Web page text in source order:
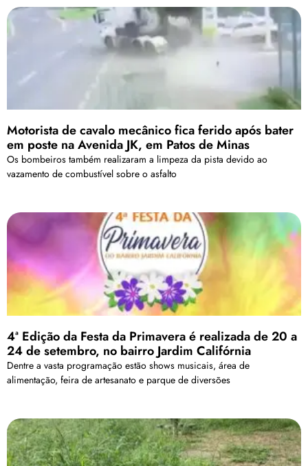
Motorista de cavalo mecânico fica ferido após bater
em poste na Avenida JK, em Patos de Minas
Os bombeiros também realizaram a limpeza da pista devido ao
vazamento de combustível sobre o asfalto
4ª Edição da Festa da Primavera é realizada de 20 a
24 de setembro, no bairro Jardim Califórnia
Dentre a vasta programação estão shows musicais, área de
alimentação, feira de artesanato e parque de diversões